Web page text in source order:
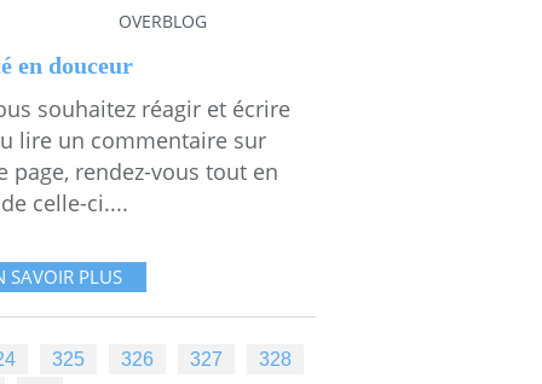
OVERBLOG
en douceur
souhaitez réagir et écrire
lire un commentaire sur
page, rendez-vous tout en
celle-ci....
SAVOIR PLUS
325 326 327
328